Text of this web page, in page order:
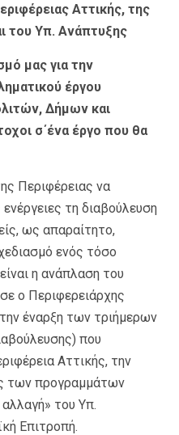
Αττικής, της
του Υπ. Ανάπτυξης
μας για την
έργου
Δήμων και
σ΄ένα έργο που θα
Περιφέρειας να
τη διαβούλευση
ως απαραίτητο,
ενός τόσο
η ανάπλαση του
ο Περιφερειάρχης
έναρξη των τριήμερων
που
Αττικής, την
των προγραμμάτων
του Υπ.
Επιτροπή.